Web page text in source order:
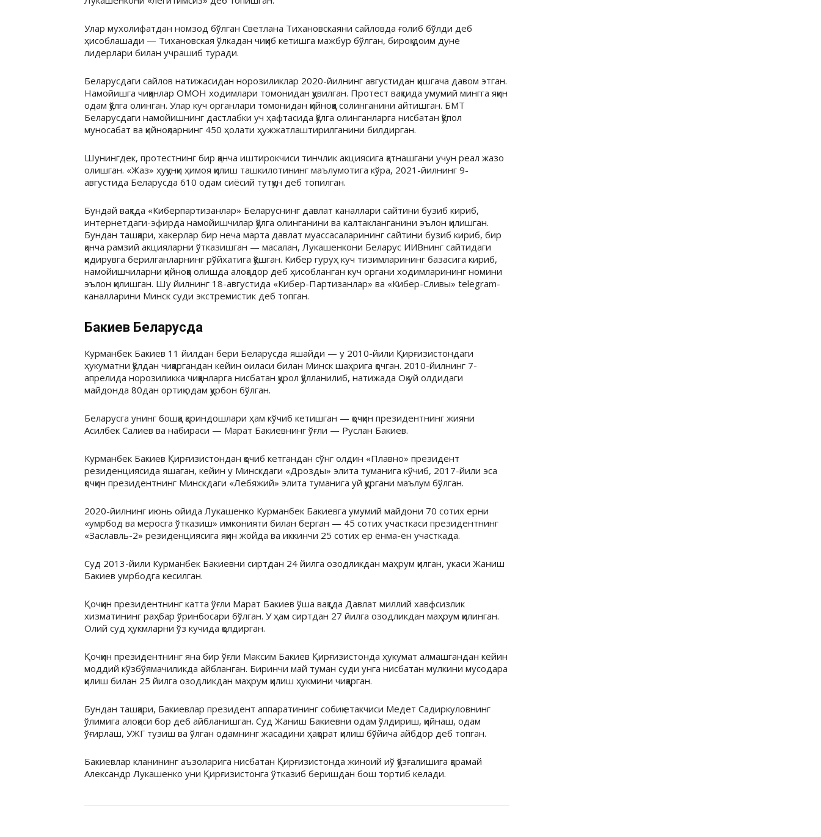
Улар мухолифатдан номзод бўлган Светлана Тихановскаяни сайловда ғолиб бўлди деб
ҳисоблашади — Тихановская ўлкадан чиқиб кетишга мажбур бўлган, бироқ доим дунё
лидерлари билан учрашиб туради.
Беларусдаги сайлов натижасидан норозиликлар 2020-йилнинг августидан қишгача давом этган.
Намойишга чиққанлар ОМОН ходимлари томонидан қувилган. Протест вақтида умумий мингга яқин
одам қўлга олинган. Улар куч органлари томонидан қийноққа солинганини айтишган. БМТ
Беларусдаги намойишнинг дастлабки уч ҳафтасида қўлга олинганларга нисбатан қўпол
муносабат ва қийноқларнинг 450 ҳолати ҳужжатлаштирилганини билдирган.
Шунингдек, протестнинг бир қанча иштирокчиси тинчлик акциясига қатнашгани учун реал жазо
олишган. «Жаз» ҳуқунқи ҳимоя қилиш ташкилотининг маълумотига кўра, 2021-йилнинг 9-
августида Беларусда 610 одам сиёсий тутқун деб топилган.
Бундай вақтда «Киберпартизанлар» Беларуснинг давлат каналлари сайтини бузиб кириб,
интернетдаги-эфирда намойишчилар қўлга олинганини ва калтакланганини эълон қилишган.
Бундан ташқари, хакерлар бир неча марта давлат муассасаларининг сайтини бузиб кириб, бир
қанча рамзий акцияларни ўтказишган — масалан, Лукашенкони Беларус ИИВнинг сайтидаги
қидирувга берилганларнинг рўйхатига қўшган. Кибер гуруҳ куч тизимларининг базасига кириб,
намойишчиларни қийноққа олишда алоқадор деб ҳисобланган куч органи ходимларининг номини
эълон қилишган. Шу йилнинг 18-августида «Кибер-Партизанлар» ва «Кибер-Сливы» telegram-
каналларини Минск суди экстремистик деб топган.
Бакиев Беларусда
Курманбек Бакиев 11 йилдан бери Беларусда яшайди — у 2010-йили Қирғизистондаги
ҳукуматни қўлдан чиқаргандан кейин оиласи билан Минск шаҳрига қочган. 2010-йилнинг 7-
апрелида норозиликка чиққанларга нисбатан қурол қўлланилиб, натижада Оқ уй олдидаги
майдонда 80дан ортиқ одам қурбон бўлган.
Беларусга унинг бошқа қариндошлари ҳам кўчиб кетишган — қочқин президентнинг жияни
Асилбек Салиев ва набираси — Марат Бакиевнинг ўғли — Руслан Бакиев.
Курманбек Бакиев Қирғизистондан қочиб кетгандан сўнг олдин «Плавно» президент
резиденциясида яшаган, кейин у Минскдаги «Дрозды» элита туманига кўчиб, 2017-йили эса
қочқин президентнинг Минскдаги «Лебяжий» элита туманига уй қургани маълум бўлган.
2020-йилнинг июнь ойида Лукашенко Курманбек Бакиевга умумий майдони 70 сотих ерни
«умрбод ва меросга ўтказиш» имконияти билан берган — 45 сотих участкаси президентнинг
«Заславль-2» резиденциясига яқин жойда ва иккинчи 25 сотих ер ёнма-ён участкада.
Суд 2013-йили Курманбек Бакиевни сиртдан 24 йилга озодликдан маҳрум қилган, укаси Жаниш
Бакиев умрбодга кесилган.
Қочқин президентнинг катта ўғли Марат Бакиев ўша вақтда Давлат миллий хавфсизлик
хизматининг раҳбар ўринбосари бўлган. У ҳам сиртдан 27 йилга озодликдан маҳрум қилинган.
Олий суд ҳукмларни ўз кучида қолдирган.
Қочқин президентнинг яна бир ўғли Максим Бакиев Қирғизистонда ҳукумат алмашгандан кейин
моддий кўзбўямачиликда айбланган. Биринчи май туман суди унга нисбатан мулкини мусодара
қилиш билан 25 йилга озодликдан маҳрум қилиш ҳукмини чиқарган.
Бундан ташқари, Бакиевлар президент аппаратининг собиқ етакчиси Медет Садиркуловнинг
ўлимига алоқаси бор деб айбланишган. Суд Жаниш Бакиевни одам ўлдириш, қийнаш, одам
ўғирлаш, УЖГ тузиш ва ўлган одамнинг жасадини ҳақорат қилиш бўйича айбдор деб топган.
Бакиевлар кланининг аъзоларига нисбатан Қирғизистонда жиноий иў қўзғалишига қарамай
Александр Лукашенко уни Қирғизистонга ўтказиб беришдан бош тортиб келади.